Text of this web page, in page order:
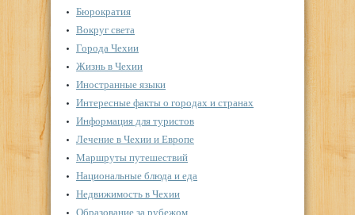
Бюрократия
Вокруг света
Города Чехии
Жизнь в Чехии
Иностранные языки
Интересные факты о городах и странах
Информация для туристов
Лечение в Чехии и Европе
Маршруты путешествий
Национальные блюда и еда
Недвижимость в Чехии
Образование за рубежом